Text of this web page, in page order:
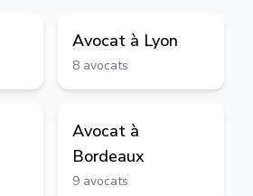
Avocat à Lyon
8 avocats
Avocat à
Bordeaux
9 avocats